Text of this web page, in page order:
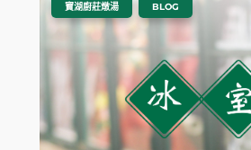
寶湖廚莊燉湯 BLOG